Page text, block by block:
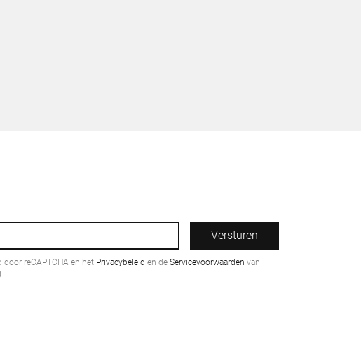
Versturen
door reCAPTCHA en het Privacybeleid en de Servicevoorwaarden van